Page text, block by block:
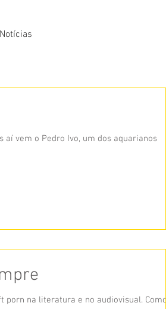
Notícias
vem o Pedro Ivo, um dos aquarianos
na literatura e no audiovisual. Como